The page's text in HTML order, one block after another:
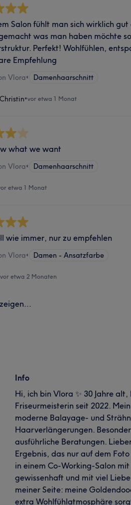
Salon fühlt man sich wirklich
was man haben möchte
Perfekt! Wohlfühlen,
Empfehlung
Vlora• Damenhaarschnitt
•vor etwa 1 Monat
what we want
Vlora• Damenhaarschnitt
etwa 1 Monat
wie immer, nur zu empfehlen
Vlora• Damen - Ansatzfarbe
vor etwa 2 Monaten
Info
Hi, ich bin Vlora ✨ 30 Jahre
Friseurmeisterin seit 2022.
moderne Balayage- und
Haarverlängerungen.
ausführliche Beratungen.
Ergebnis, das nur auf dem
in einem Co-Working-Salon
gewissenhaft und mit viel
meiner Seite: meine
extra Wohlfühlatmosphäre